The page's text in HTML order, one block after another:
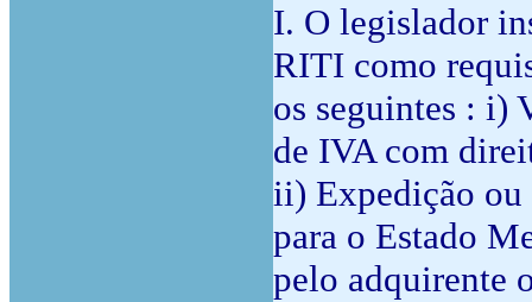
I. O legislador
RITI como
os seguintes : i)
de IVA com
ii) Expedição ou
para o Estado
pelo adquirente